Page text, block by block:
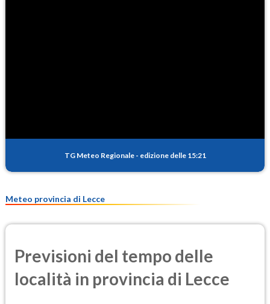
TG Meteo Regionale - edizione delle 15:21
Meteo provincia di Lecce
Previsioni del tempo delle
località in provincia di Lecce